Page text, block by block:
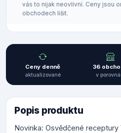
vás to nijak neovlivní. Ceny jsou
obchodech lišit.
Ceny denně
aktualizované
36
v
Popis produktu
Novinka: Osvědčené